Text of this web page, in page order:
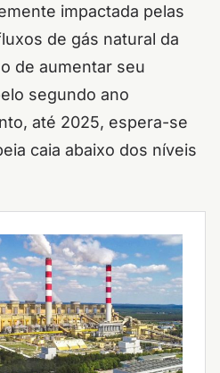
impactada pelas
de gás natural da
de aumentar seu
segundo ano
até 2025, espera-se
caia abaixo dos níveis